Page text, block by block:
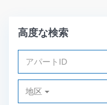
高度な検索
地区